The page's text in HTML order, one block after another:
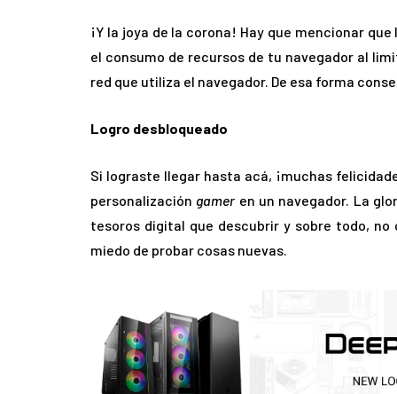
¡Y la joya de la corona! Hay que mencionar
el consumo de recursos de tu navegador al
red que utiliza el navegador. De esa forma
Logro desbloqueado
Si lograste llegar hasta acá, ¡muchas
personalización gamer en un navegador. La
tesoros digital que descubrir y sobre todo, no
miedo de probar cosas nuevas.